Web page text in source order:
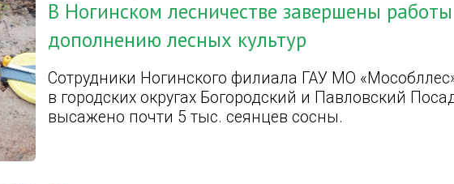
В Ногинском лесничестве завершены
дополнению лесных культур
Сотрудники Ногинского филиала ГАУ МО
в городских округах Богородский и Павловский
высажено почти 5 тыс. сеянцев сосны.